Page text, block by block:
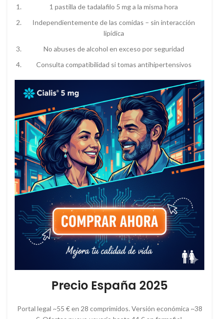
1 pastilla de tadalafilo 5 mg a la misma hora
Independientemente de las comidas – sin interacción
lipídica
No abuses de alcohol en exceso por seguridad
Consulta compatibilidad si tomas antihipertensivos
Precio España 2025
Portal legal ~55 € en 28 comprimidos. Versión económica ~38